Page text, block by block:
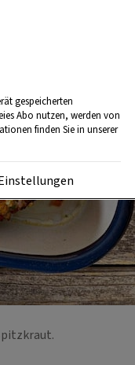
gespeicherten
Abo nutzen, werden von
finden Sie in unserer